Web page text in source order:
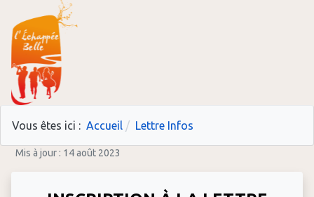
Vous êtes ici : Accueil Lettre Infos
Mis à jour : 14 août 2023